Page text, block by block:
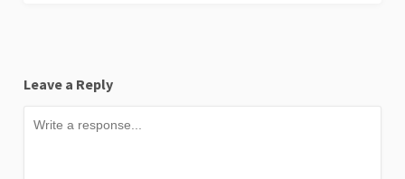
Leave a Reply